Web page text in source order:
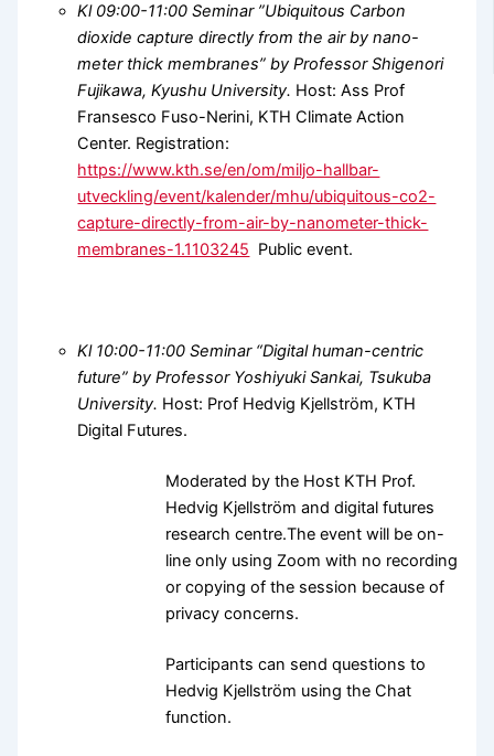
Kl 09:00-11:00 Seminar ”Ubiquitous Carbon
dioxide capture directly from the air by nano-
meter thick membranes” by Professor Shigenori
Fujikawa, Kyushu University. Host: Ass Prof
Fransesco Fuso-Nerini, KTH Climate Action
Center. Registration:
https://www.kth.se/en/om/miljo-hallbar-
utveckling/event/kalender/mhu/ubiquitous-co2-
capture-directly-from-air-by-nanometer-thick-
membranes-1.1103245 Public event.
Kl 10:00-11:00 Seminar “Digital human-centric
future” by Professor Yoshiyuki Sankai, Tsukuba
University. Host: Prof Hedvig Kjellström, KTH
Digital Futures.
Moderated by the Host KTH Prof.
Hedvig Kjellström and digital futures
research centre.The event will be on-
line only using Zoom with no recording
or copying of the session because of
privacy concerns.
Participants can send questions to
Hedvig Kjellström using the Chat
function.